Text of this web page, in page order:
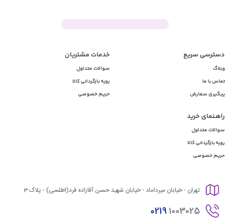
دسترسی سریع
وبلاگ
تماس با ما
پیگیری سفارش
خدمات مشتریان
سوالات متداول
رویه بازگردانی کالا
حریم خصوصی
راهـنمای خرید
سوالات متداول
رویه بازگردانی کالا
حریم خصوصی
تهران - خیابان میرداماد - خیابان شهید حسن آقازاده فرد(اطلسی) - پلاک 3
02191003025